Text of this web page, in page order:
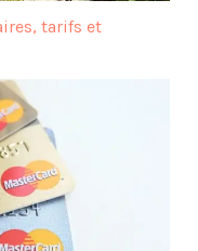
tarifs et